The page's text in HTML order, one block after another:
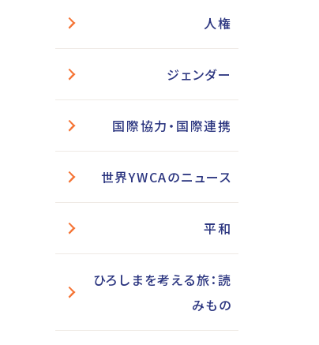
人権
ジェンダー
国際協力・国際連携
世界YWCAのニュース
平和
ひろしまを考える旅：読
みもの